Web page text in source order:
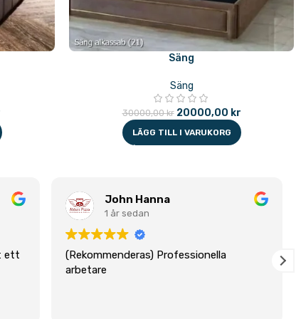
Säng
Säng
30000,00kr 20000,00 kr
LÄGG TILL I VARUKORG
ett
John Hanna
1 år sedan
(Rekommenderas) Professionella
arbetare